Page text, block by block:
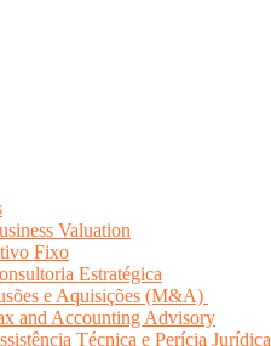
Valuation
Fixo
Estratégica
e Aquisições (M&A)
and Accounting Advisory
Técnica e Perícia Jurídica